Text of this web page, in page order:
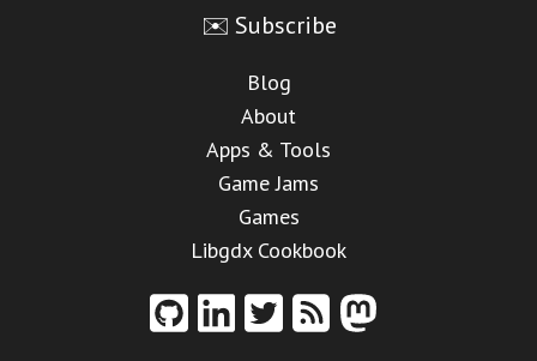
✉️ Subscribe
Blog
About
Apps & Tools
Game Jams
Games
Libgdx Cookbook